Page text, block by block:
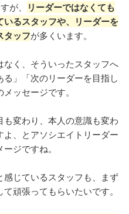
が、
リーダーではなくても
るスタッフや、リーダーを
タッフが多くいます。
く、そういったスタッフへ
」「次のリーダーを目指し
ッセージです。
変わり、本人の意識も変わ
、とアソシエイトリーダー
ジですね。
感じているスタッフも、まず
頑張ってもらいたいです。